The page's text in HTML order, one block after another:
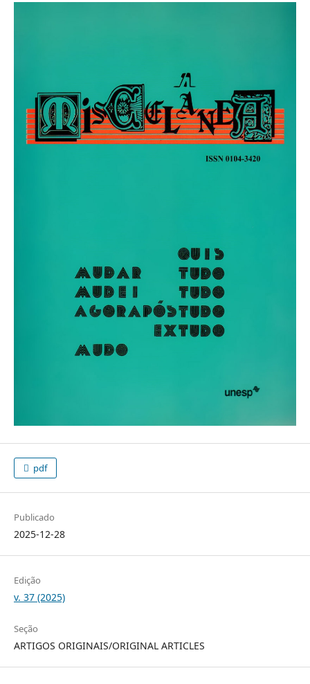
pdf
Publicado
2025-12-28
Edição
v. 37 (2025)
Seção
ARTIGOS ORIGINAIS/ORIGINAL ARTICLES